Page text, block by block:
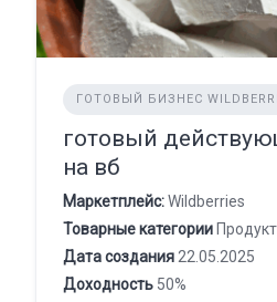
ГОТОВЫЙ БИЗНЕС
готовый
на вб
Маркетплейс:Wildberries
Товарные категории
Дата создания 22.05.2025
Доходность 50%